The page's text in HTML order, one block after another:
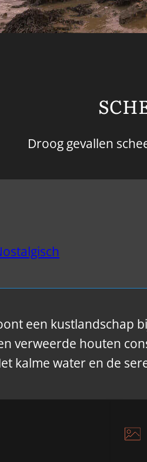
Droog gevallen
een kustlandschap
verweerde houten
kalme water en de